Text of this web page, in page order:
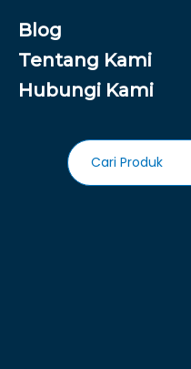
Blog
Tentang Kami
Hubungi Kami